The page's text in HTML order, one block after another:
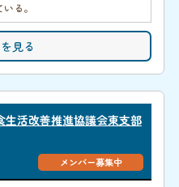
る。
見る
生活改善推進協議会東支部
メンバー募集中